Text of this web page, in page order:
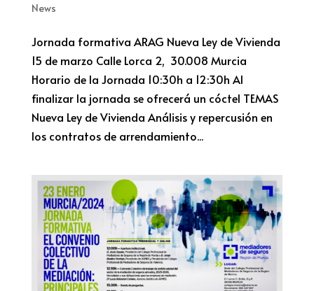
News
Jornada formativa ARAG Nueva Ley de Vivienda
15 de marzo Calle Lorca 2, 30.008 Murcia
Horario de la Jornada 10:30h a 12:30h Al
finalizar la jornada se ofrecerá un cóctel TEMAS
Nueva Ley de Vivienda Análisis y repercusión en
los contratos de arrendamiento...